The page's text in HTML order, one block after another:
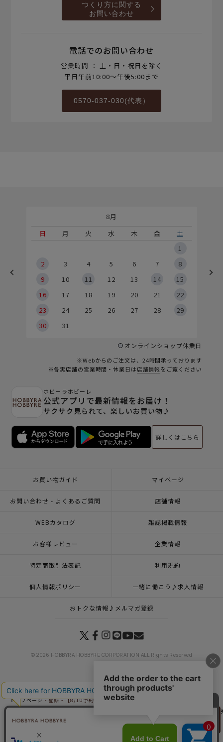
フェア
つくり方に関する
お問い合わせ
電話でのお問い合わせ
営業時間 ： 土・日・祝日を除く
平日午前10:00～午後5:00まで
0570-037-030(代表）
8月
日
月 火 水 木 金
土
1
2
3 4 5 6 7
8
9
10 11 12 13 14
15
16
17 18 19 20 21
22
23
24 25 26 27 28
29
30
31
オンラインショップ休業日
※Webからのご注文は、24時間承っております
※各実店舗の営業時間・休業日は店舗情報をご覧ください
ホビーラホビーレ
公式アプリで最新情報をお届け！
サクサク見られて、楽しいお買い物♪
詳しくはこちら
お買い物ガイド マイページ
お問い合わせ - よくあるご質問 店舗情報
WEBカタログ 雑誌掲載情報
お客様レビュー 企業情報
特定商取引法表記 利用規約
個人情報ポリシー 一緒に働こう♪求人情報
おトクな情報♪メルマガ登録
© 2026 HOBBYRA HOBBYRE CORPORATION ALL Rights Reserved
トップページ 登録 【8/10予約】刺し子 シンデレラ
【ご予約】8月10日（月）発
トップページ
特集一覧 刺しゅうで紡ぐおとぎ話 【8/10予約】刺し子 シンデレラ
トップページ